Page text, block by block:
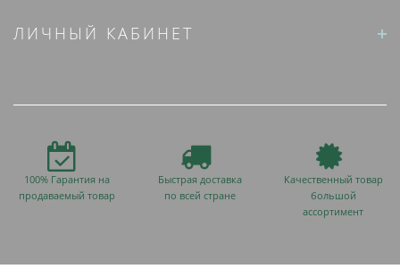
ЛИЧНЫЙ КАБИНЕТ
100% Гарантия на
продаваемый товар
Быстрая доставка
по всей стране
Качественный товар
большой
ассортимент